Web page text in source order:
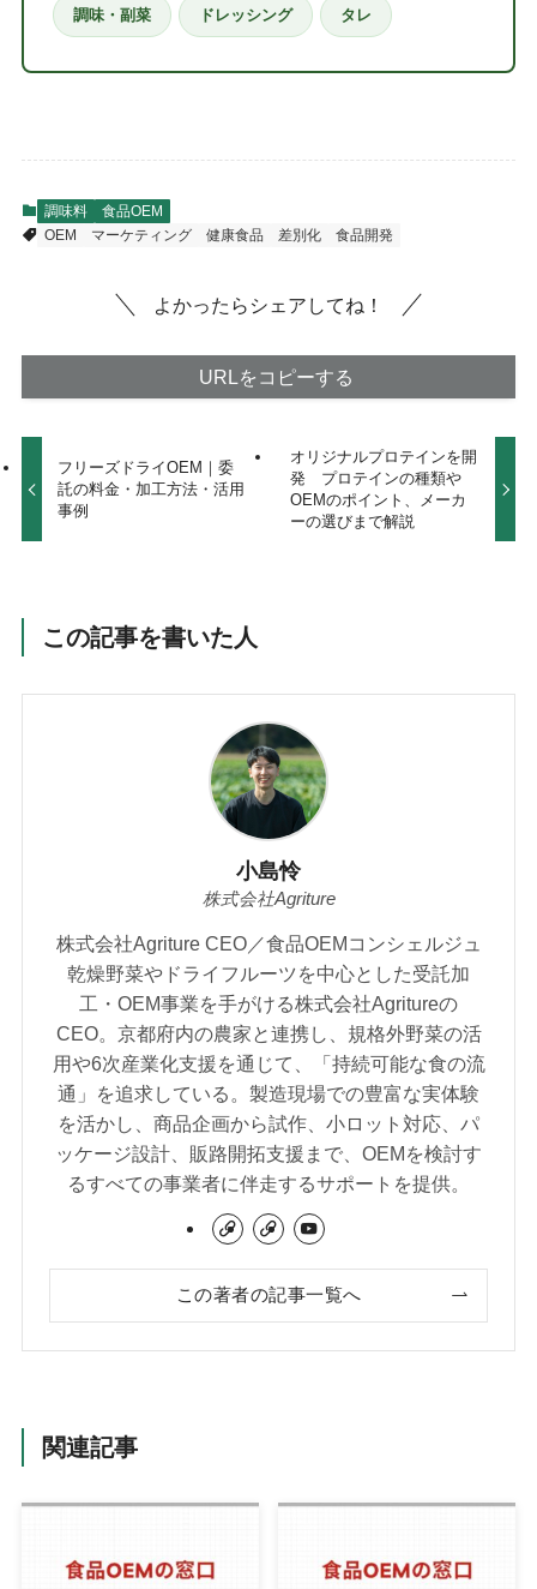
調味・副菜 ドレッシング タレ
調味料
食品OEM
OEM
マーケティング 健康食品 差別化 食品開発
よかったらシェアしてね！
URLをコピーする
フリーズドライOEM｜委
託の料金・加工方法・活用
事例
オリジナルプロテインを開
発 プロテインの種類や
OEMのポイント、メーカ
ーの選びまで解説
この記事を書いた人
小島怜
株式会社Agriture
株式会社Agriture CEO／食品OEMコンシェルジュ
乾燥野菜やドライフルーツを中心とした受託加
工・OEM事業を手がける株式会社Agritureの
CEO。京都府内の農家と連携し、規格外野菜の活
用や6次産業化支援を通じて、「持続可能な食の流
通」を追求している。製造現場での豊富な実体験
を活かし、商品企画から試作、小ロット対応、パ
ッケージ設計、販路開拓支援まで、OEMを検討す
るすべての事業者に伴走するサポートを提供。
この著者の記事一覧へ
関連記事